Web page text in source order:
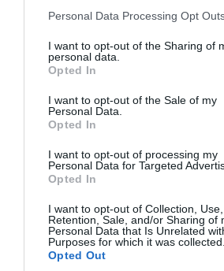
Please note that this website/app uses
not limited to your visit or usage
grant or deny consent to Google and its
use your data for below specified
consent section.
Personal Data Processing Opt
I want to opt-out of the Sharing of
personal data.
Opted In
I want to opt-out of the Sale of my
Personal Data.
Opted In
I want to opt-out of processing my
Personal Data for Targeted
Opted In
I want to opt-out of Collection, Use,
Retention, Sale, and/or Sharing of
Personal Data that Is Unrelated
Purposes for which it was collected.
Opted Out